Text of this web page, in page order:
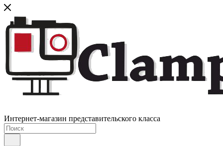
Интернет-магазин представительского класса